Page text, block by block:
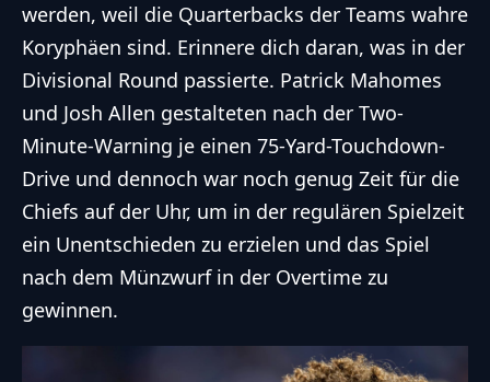
werden, weil die Quarterbacks der Teams wahre
Koryphäen sind. Erinnere dich daran, was in der
Divisional Round passierte. Patrick Mahomes
und Josh Allen gestalteten nach der Two-
Minute-Warning je einen 75-Yard-Touchdown-
Drive und dennoch war noch genug Zeit für die
Chiefs auf der Uhr, um in der regulären Spielzeit
ein Unentschieden zu erzielen und das Spiel
nach dem Münzwurf in der Overtime zu
gewinnen.